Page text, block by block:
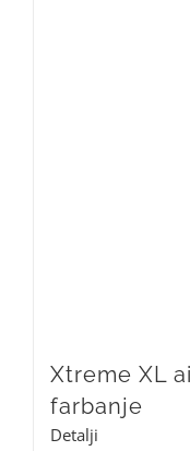
Xtreme XL
farbanje
Detalji